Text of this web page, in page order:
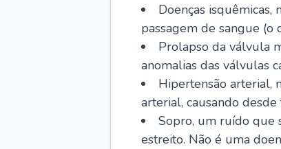
Doenças
passagem de sangue
Prolapso da válvula
anomalias das válvulas
Hipertensão arterial,
arterial, causando
Sopro, um ruído que
estreito. Não é uma